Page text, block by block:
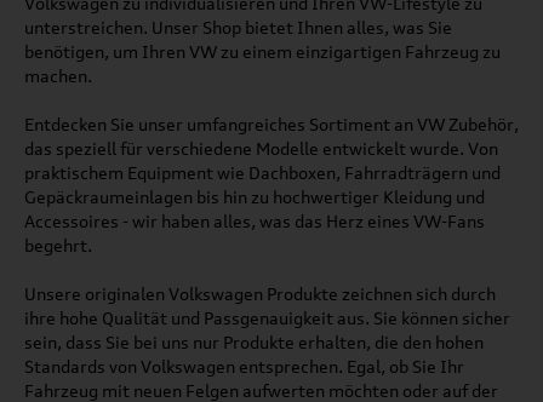
unterstreichen. Unser Shop bietet Ihnen alles, was Sie
benötigen, um Ihren VW zu einem einzigartigen Fahrzeug zu
machen.
Entdecken Sie unser umfangreiches Sortiment an VW Zubehör,
das speziell für verschiedene Modelle entwickelt wurde. Von
praktischem Equipment wie Dachboxen, Fahrradträgern und
Gepäckraumeinlagen bis hin zu hochwertiger Kleidung und
Accessoires - wir haben alles, was das Herz eines VW-Fans
begehrt.
Unsere originalen Volkswagen Produkte zeichnen sich durch
ihre hohe Qualität und Passgenauigkeit aus. Sie können sicher
sein, dass Sie bei uns nur Produkte erhalten, die den hohen
Standards von Volkswagen entsprechen. Egal, ob Sie Ihr
Fahrzeug mit neuen Felgen aufwerten möchten oder auf der